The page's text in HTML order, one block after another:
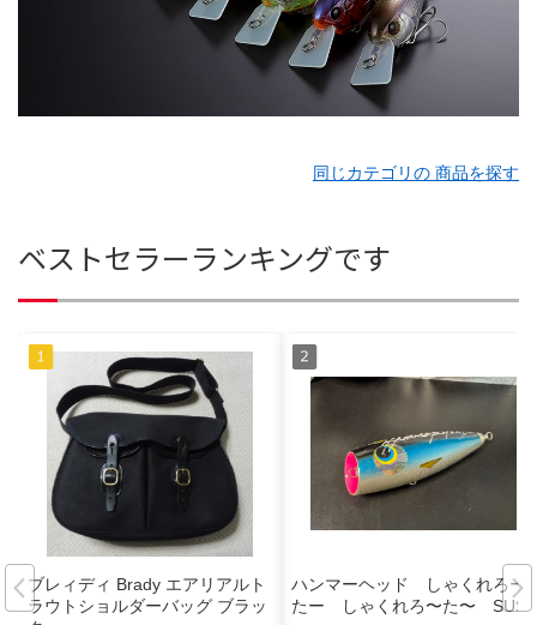
同じカテゴリの 商品を探す
ベストセラーランキングです
ブレィディ Brady エアリアルト
ラウトショルダーバッグ ブラッ
ハンマーヘッド しゃくれろー
たー しゃくれろ〜た〜 SUS